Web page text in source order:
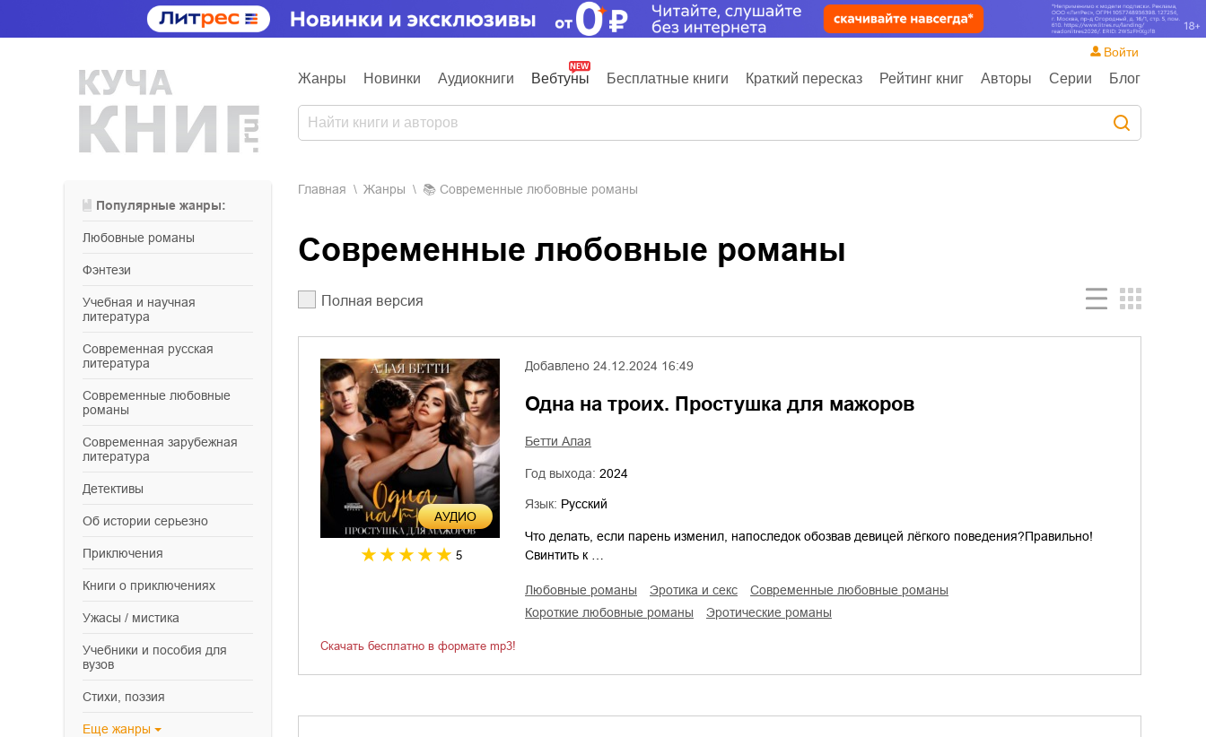
Жанры Новинки Аудиокниги Вебтуны Бесплатные книги Краткий пересказ Рейтинг книг Авторы Серии Блог
Войти
Популярные жанры:
любовные романы
фэнтези
учебная и научная
литература
современная русская
литература
современные любовные
романы
современная зарубежная
литература
детективы
об истории серьезно
приключения
книги о приключениях
ужасы / мистика
учебники и пособия для
вузов
cтихи, поэзия
Еще жанры
Главная Жанры Современные любовные романы
Современные любовные романы
Полная версия
AУДИО
5
Добавлено 24.12.2024 16:49
Одна на троих. Простушка для мажоров
Бетти Алая
Год выхода: 2024
Язык: Русский
Что делать, если парень изменил, напоследок обозвав девицей лёгкого поведения?Правильно!
Свинтить к …
любовные романы эротика и секс
современные любовные романы
короткие любовные романы
эротические романы
Скачать бесплатно в формате mp3!